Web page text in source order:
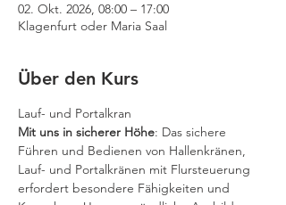
02. Okt. 2026, 08:00 – 17:00
Klagenfurt oder Maria Saal
Über den Kurs
Lauf- und Portalkran
Mit uns in sicherer Höhe: Das sichere
Führen und Bedienen von Hallenkränen,
Lauf- und Portalkränen mit Flursteuerung
erfordert besondere Fähigkeiten und